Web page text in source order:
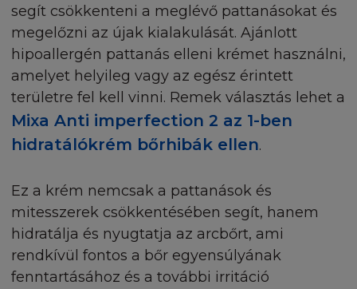
segít csökkenteni a meglévő pattanásokat és
megelőzni az újak kialakulását. Ajánlott
hipoallergén pattanás elleni krémet használni,
amelyet helyileg vagy az egész érintett
területre fel kell vinni. Remek választás lehet a
Mixa Anti imperfection 2 az 1-ben
hidratálókrém bőrhibák ellen.
Ez a krém nemcsak a pattanások és
mitesszerek csökkentésében segít, hanem
hidratálja és nyugtatja az arcbőrt, ami
rendkívül fontos a bőr egyensúlyának
fenntartásához és a további irritáció